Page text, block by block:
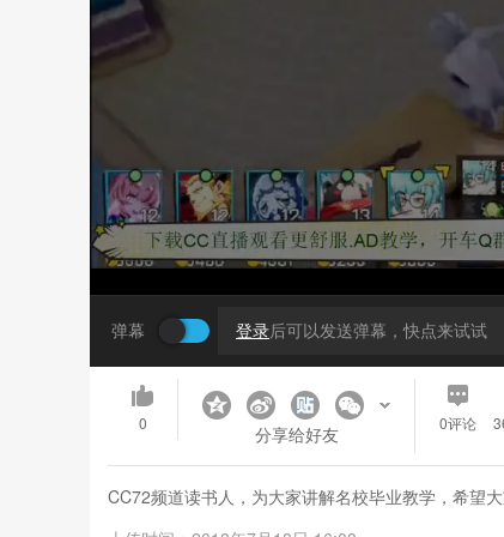
弹幕 登录后可以发送弹幕，快点来试试
0 分享给好友 0评论
CC72频道读书人，为大家讲解名校毕业教学，希望